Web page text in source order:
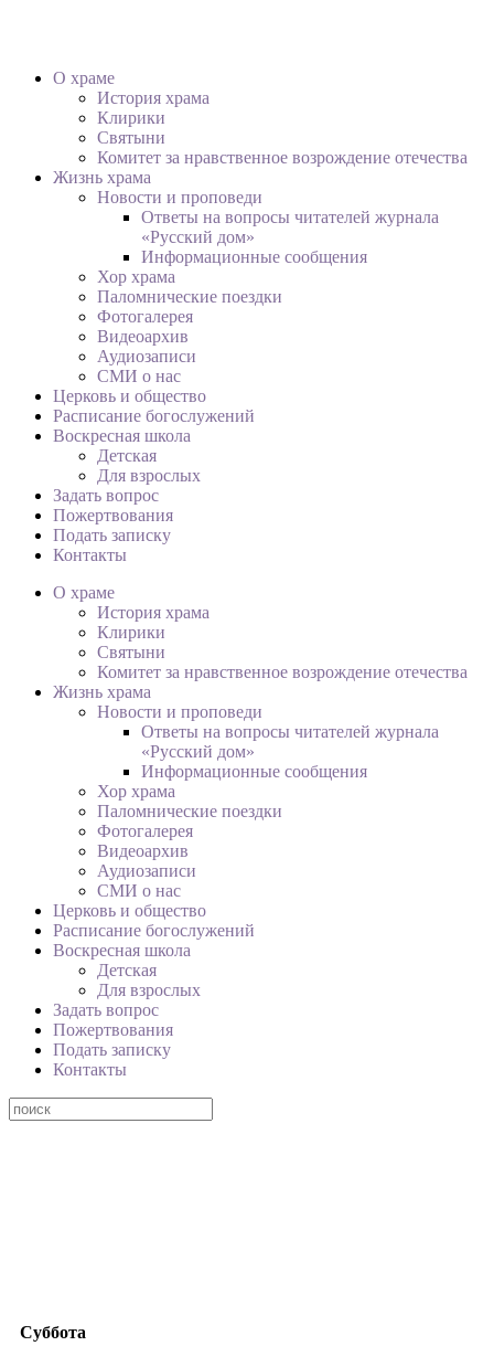
О храме
История храма
Клирики
Святыни
Комитет за нравственное возрождение отечества
Жизнь храма
Новости и проповеди
Ответы на вопросы читателей журнала
«Русский дом»
Информационные сообщения
Хор храма
Паломнические поездки
Фотогалерея
Видеоархив
Аудиозаписи
СМИ о нас
Церковь и общество
Расписание богослужений
Воскресная школа
Детская
Для взрослых
Задать вопрос
Пожертвования
Подать записку
Контакты
О храме
История храма
Клирики
Святыни
Комитет за нравственное возрождение отечества
Жизнь храма
Новости и проповеди
Ответы на вопросы читателей журнала
«Русский дом»
Информационные сообщения
Хор храма
Паломнические поездки
Фотогалерея
Видеоархив
Аудиозаписи
СМИ о нас
Церковь и общество
Расписание богослужений
Воскресная школа
Детская
Для взрослых
Задать вопрос
Пожертвования
Подать записку
Контакты
Суббота